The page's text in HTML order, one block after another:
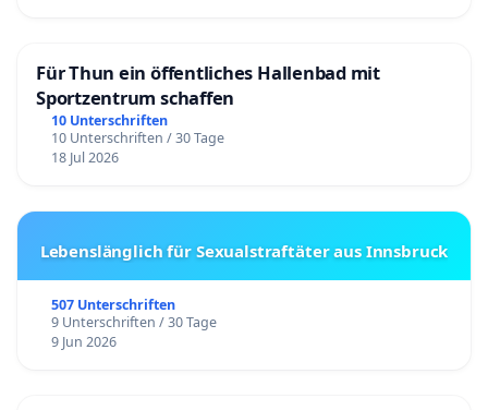
Für Thun ein öffentliches Hallenbad mit
Sportzentrum schaffen
10 Unterschriften
10 Unterschriften / 30 Tage
18 Jul 2026
Lebenslänglich für Sexualstraftäter aus Innsbruck
507 Unterschriften
9 Unterschriften / 30 Tage
9 Jun 2026